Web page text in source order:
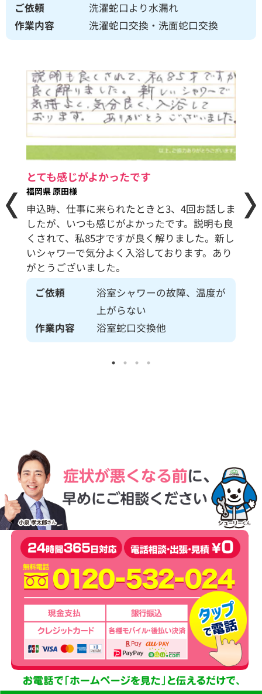
ご依頼
洗濯蛇口より水漏れ
作業内容
洗濯蛇口交換・洗面蛇口交換
、
とても感じがよかったです
福岡県 原田様
申込時、仕事に来られたときと3、4回お話しま
したが、いつも感じがよかったです。説明も良
くされて、私85才ですが良く解りました。新し
いシャワーで気分よく入浴しております。あり
がとうございました。
ご依頼
浴室シャワーの故障、温度が
上がらない
作業内容
浴室蛇口交換他
た
茨城
説